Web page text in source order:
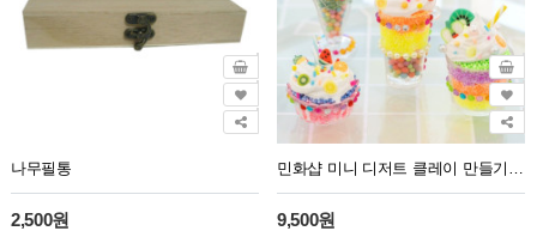
나무필통
2,500원 9,500원